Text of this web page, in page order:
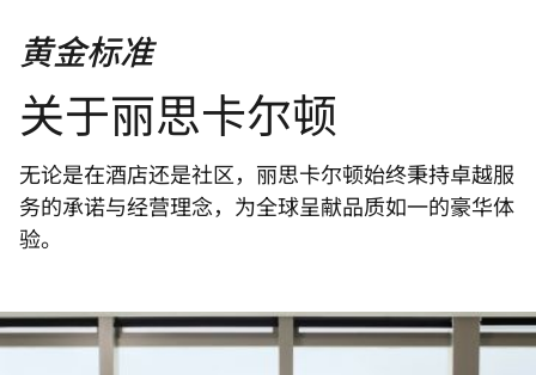
黄金标准
关于丽思卡尔顿
无论是在酒店还是社区，丽思卡尔顿始终秉持卓越服
务的承诺与经营理念，为全球呈献品质如一的豪华体
验。